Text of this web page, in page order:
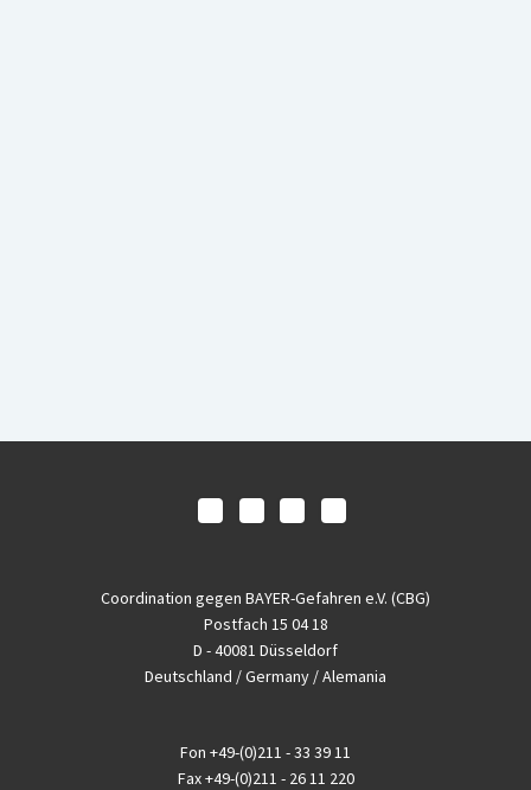
Coordination gegen BAYER-Gefahren e.V. (CBG)
Postfach 15 04 18
D - 40081 Düsseldorf
Deutschland / Germany / Alemania
Fon +49-(0)211 - 33 39 11
Fax+49-(0)211 - 26 11 220